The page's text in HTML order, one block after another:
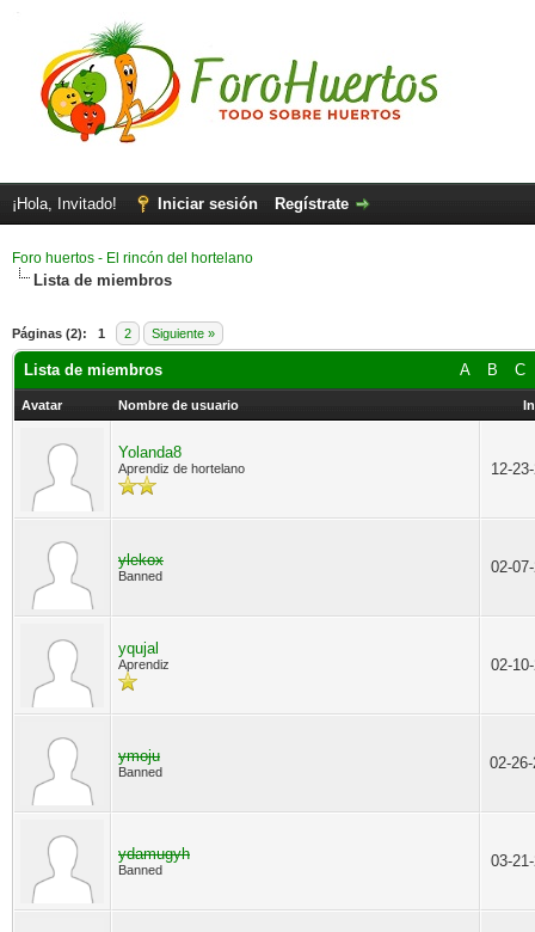
¡Hola, Invitado! Iniciar sesión Regístrate
Foro huertos - El rincón del hortelano
Lista de miembros
Páginas (2): 1 2 Siguiente »
A B C
Lista de miembros
Avatar Nombre de usuario
Yolanda8
Aprendiz de hortelano 12-
ylekox
Banned 02-
yqujal
Aprendiz 02-
ymoju
Banned 02-
ydamugyh
Banned 03-